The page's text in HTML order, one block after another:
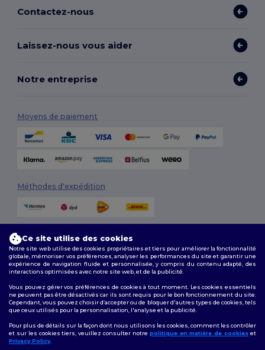
Contactez-nous
Laissez-nous vous aider
Notre entreprise
Moyens de paiement
Méthodes d'expédition
Conditions Générales|Politique de personnalisation |Politique de
Confidentialité
Suivez-nous
Ce site utilise des cookies
Notre site web utilise des cookies propriétaires et tiers pour améliorer la fonctionnalité
globale, mémoriser vos préférences, analyser les performances du site et garantir une
expérience de navigation fluide et personnalisée, y compris du contenu adapté, des
interactions optimisées avec notre site web, et de la publicité.
Vous pouvez gérer vos préférences de cookies à tout moment. Les cookies essentiels
ne peuvent pas être désactivés car ils sont requis pour le bon fonctionnement du site.
Cependant, vous pouvez choisir d’accepter ou de bloquer d'autres types de cookies, tels
que ceux utilisés pour la personnalisation, l'analyse et la publicité.
Pour plus de détails sur la façon dont nous utilisons les cookies, comment les contrôler
et sur les cookies tiers, veuillez consulter notre politique en matière de cookies et
Privacy Policy.